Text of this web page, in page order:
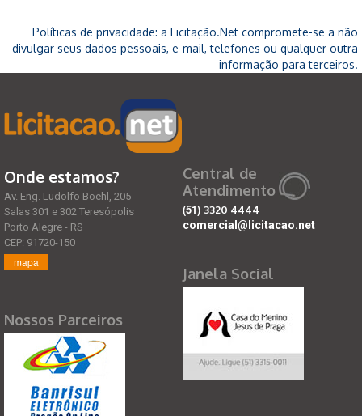
Políticas de privacidade: a Licitação.Net compromete-se a não
divulgar seus dados pessoais, e-mail, telefones ou qualquer outra
informação para terceiros.
Onde estamos?
Av. Eng. Ludolfo Boehl, 205
Salas 301 e 302 Teresópolis
Porto Alegre - RS
CEP: 91720-150
mapa
Nossos Parceiros
Central de
Atendimento
(51) 3320 4444
comercial@licitacao.net
Janela Social